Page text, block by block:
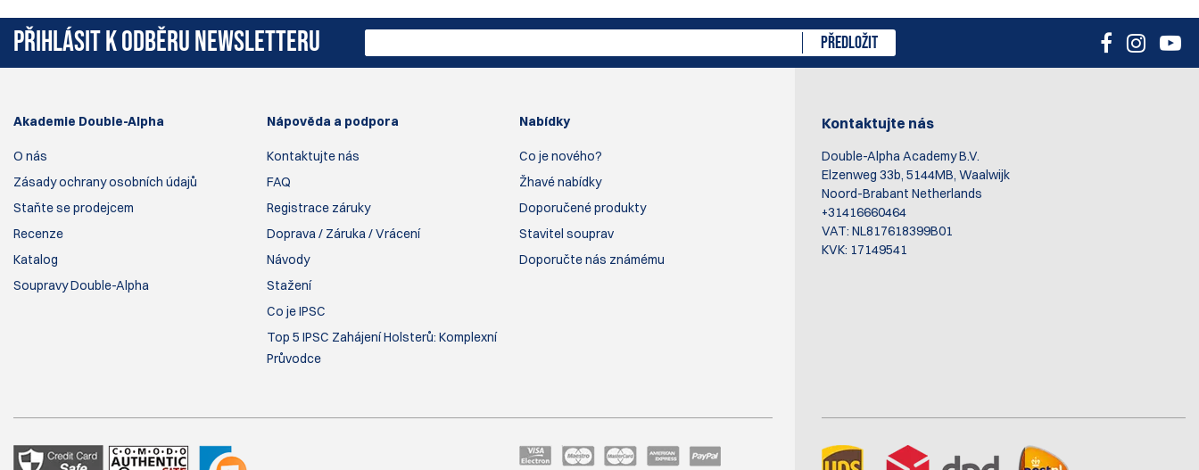
PŘIHLÁSIT K ODBĚRU NEWSLETTERU PŘEDLOŽIT
Akademie Double-Alpha
O nás
Zásady ochrany osobních údajů
Staňte se prodejcem
Recenze
Katalog
Soupravy Double-Alpha
Nápověda a podpora
Kontaktujte nás
FAQ
Registrace záruky
Doprava / Záruka / Vrácení
Návody
Stažení
Co je IPSC
Top 5 IPSC Zahájení Holsterů: Komplexní
Průvodce
Nabídky
Co je nového?
Žhavé nabídky
Doporučené produkty
Stavitel souprav
Doporučte nás známému
Kontaktujte nás
Double-Alpha Academy B.V.
Elzenweg 33b, 5144MB, Waalwijk
Noord-Brabant Netherlands
+31416660464
VAT: NL817618399B01
KVK: 17149541